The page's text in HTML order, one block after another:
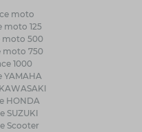
moto
moto 125
moto 500
moto 750
1000
YAMAHA
HONDA
SUZUKI
Scooter